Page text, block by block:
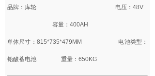
品牌：库轮 电压：48V
容量：400AH
单体尺寸：815*735*479MM 电池类型：
铅酸蓄电池 重量：650KG